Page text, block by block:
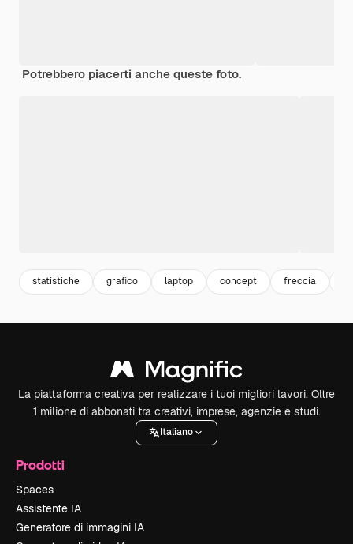
Potrebbero piacerti anche queste foto.
statistiche grafico laptop concept freccia
La piattaforma creativa per realizzare i tuoi migliori lavori. Oltre
1 milione di abbonati tra creativi, imprese, agenzie e studi.
Italiano
Prodotti
Spaces
Assistente IA
Generatore di immagini IA